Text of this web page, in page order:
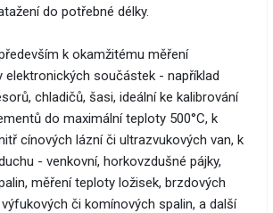
do potřebné délky.
k okamžitému měření
součástek - například
chladičů, šasi, ideální ke kalibrování
do maximální teploty 500°C, k
cínových lázní či ultrazvukových van, k
- venkovní, horkovzdušné pájky,
měření teploty ložisek, brzdových
či komínových spalin, a další